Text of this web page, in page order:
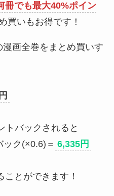
冊でも最大40%ポイン
買いもお得です！
画全巻をまとめ買いす
トバックされると
ク(×0.6)＝ 6,335円
ことができます！